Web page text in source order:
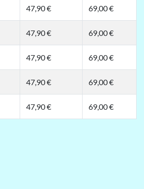
47,90 € 69,00 €
47,90 € 69,00 €
47,90 € 69,00 €
47,90 € 69,00 €
47,90 € 69,00 €